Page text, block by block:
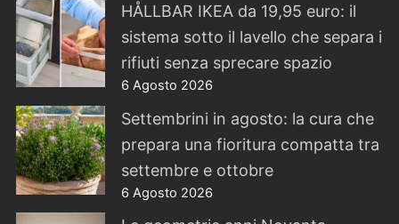
HÅLLBAR IKEA da 19,95 euro: il
sistema sotto il lavello che separa i
rifiuti senza sprecare spazio
6 Agosto 2026
Settembrini in agosto: la cura che
prepara una fioritura compatta tra
settembre e ottobre
6 Agosto 2026